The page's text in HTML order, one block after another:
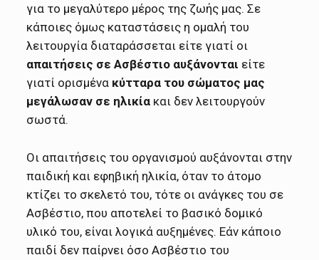
για το μεγαλύτερο μέρος της ζωής μας. Σε
κάποιες όμως καταστάσεις η ομαλή του
λειτουργία διαταράσσεται είτε γιατί οι
απαιτήσεις σε Ασβέστιο αυξάνονται είτε
γιατί ορισμένα κύτταρα του σώματος μας
μεγάλωσαν σε ηλικία και δεν λειτουργούν
σωστά.
Οι απαιτήσεις του οργανισμού αυξάνονται στην
παιδική και εφηβική ηλικία, όταν το άτομο
κτίζει το σκελετό του, τότε οι ανάγκες του σε
Ασβέστιο, που αποτελεί το βασικό δομικό
υλικό του, είναι λογικά αυξημένες. Εάν κάποιο
παιδί δεν παίρνει όσο Ασβέστιο του